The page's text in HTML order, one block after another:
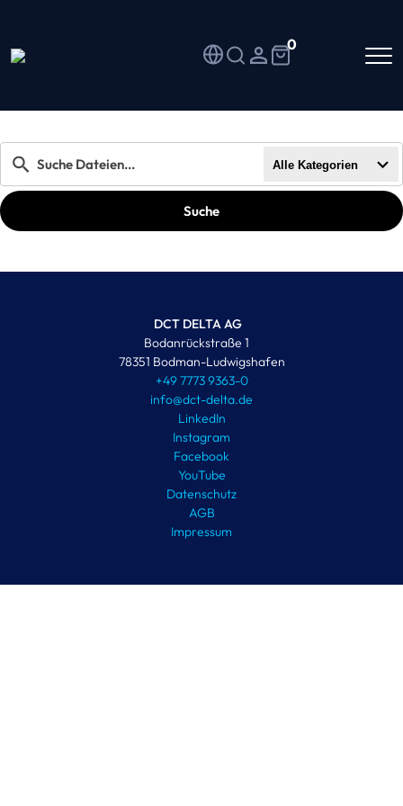
0
Alle Kategorien
Suche
DCT DELTA AG
Bodanrückstraße 1
78351 Bodman-Ludwigshafen
+49 7773 9363-0
info@dct-delta.de
LinkedIn
Instagram
Facebook
YouTube
Datenschutz
AGB
Impressum